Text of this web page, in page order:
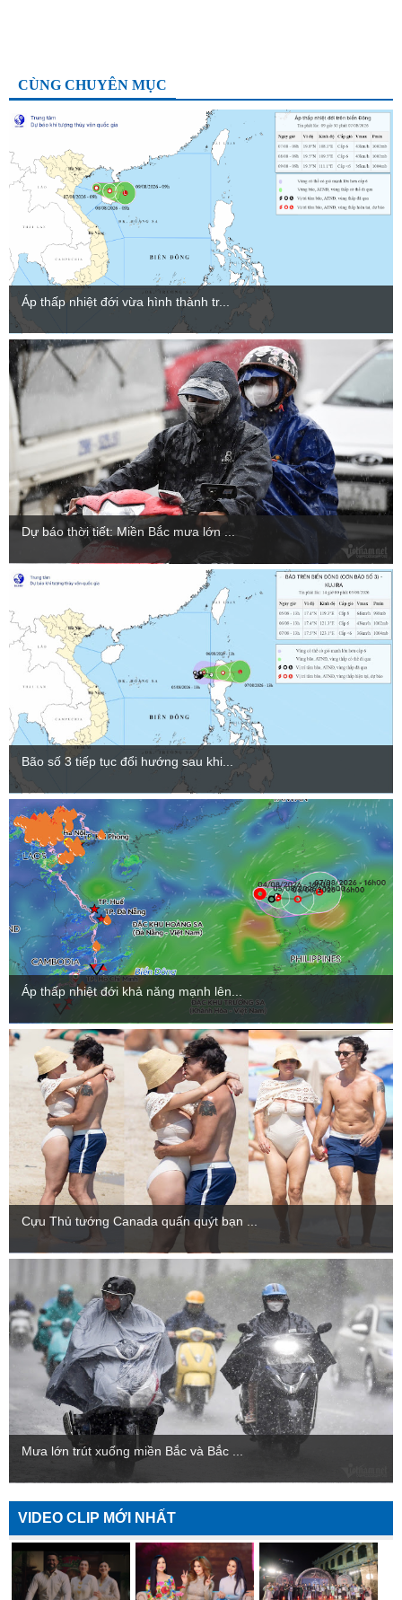
CÙNG CHUYÊN MỤC
Áp thấp nhiệt đới vừa hình thành tr...
Dự báo thời tiết: Miền Bắc mưa lớn ...
Bão số 3 tiếp tục đổi hướng sau khi...
Áp thấp nhiệt đới khả năng mạnh lên...
Cựu Thủ tướng Canada quấn quýt bạn ...
Mưa lớn trút xuống miền Bắc và Bắc ...
VIDEO CLIP MỚI NHẤT